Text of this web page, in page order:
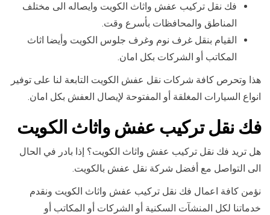
فك نقل تركيب عفش واثاث الكويت وايصاله الى مختلف
المناطق والمحافظات بأسرع وقت.
القيام بنقل غرف نوم وغرف جلوس الكويت وأيضا اثاث
المكاتب أو الشركات بكل امان.
هذا وتحرص كافة شركات نقل عفش الكويت التابعة لنا على توفير
انواع السيارات المغلقة أو المفتوحة لإيصال العفش بكل امان.
فك نقل تركيب عفش واثاث الكويت
هل تريد فك نقل تركيب عفش واثاث الكويت؟ إذا بادر في الحال
الى التواصل مع أفضل شركة نقل عفش بالكويت.
نؤمن كافة اعمال فك نقل تركيب عفش واثاث الكويت ونقدم
خدماتنا لكل المنشآت السكنية أو الشركات أو المكاتب أو